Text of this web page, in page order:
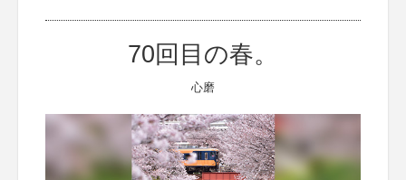
70回目の春。
心磨